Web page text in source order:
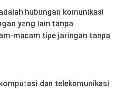
adalah hubungan komunikasi
yang lain tanpa
macam tipe jaringan tanpa
dan telekomunikasi